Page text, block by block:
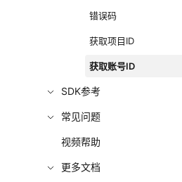
错误码
获取项目ID
获取账号ID
SDK参考
常见问题
视频帮助
更多文档